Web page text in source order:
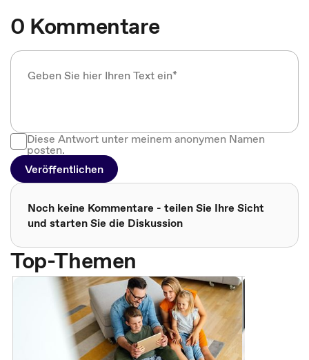
0 Kommentare
Diese Antwort unter meinem anonymen Namen
posten.
Veröffentlichen
Noch keine Kommentare - teilen Sie Ihre Sicht
und starten Sie die Diskussion
Top-Themen